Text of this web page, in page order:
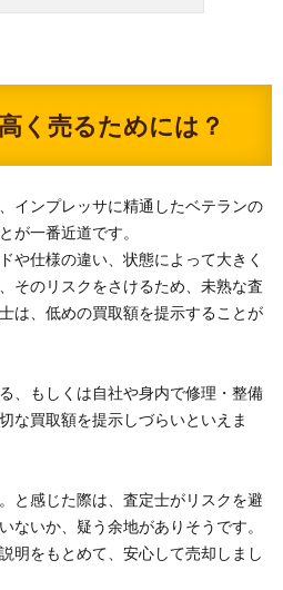
く売るためには？
インプレッサに精通したベテランの
が一番近道です。
や仕様の違い、状態によって大きく
そのリスクをさけるため、未熟な査
は、低めの買取額を提示することが
、もしくは自社や身内で修理・整備
な買取額を提示しづらいといえま
と感じた際は、査定士がリスクを避
ないか、疑う余地がありそうです。
明をもとめて、安心して売却しまし